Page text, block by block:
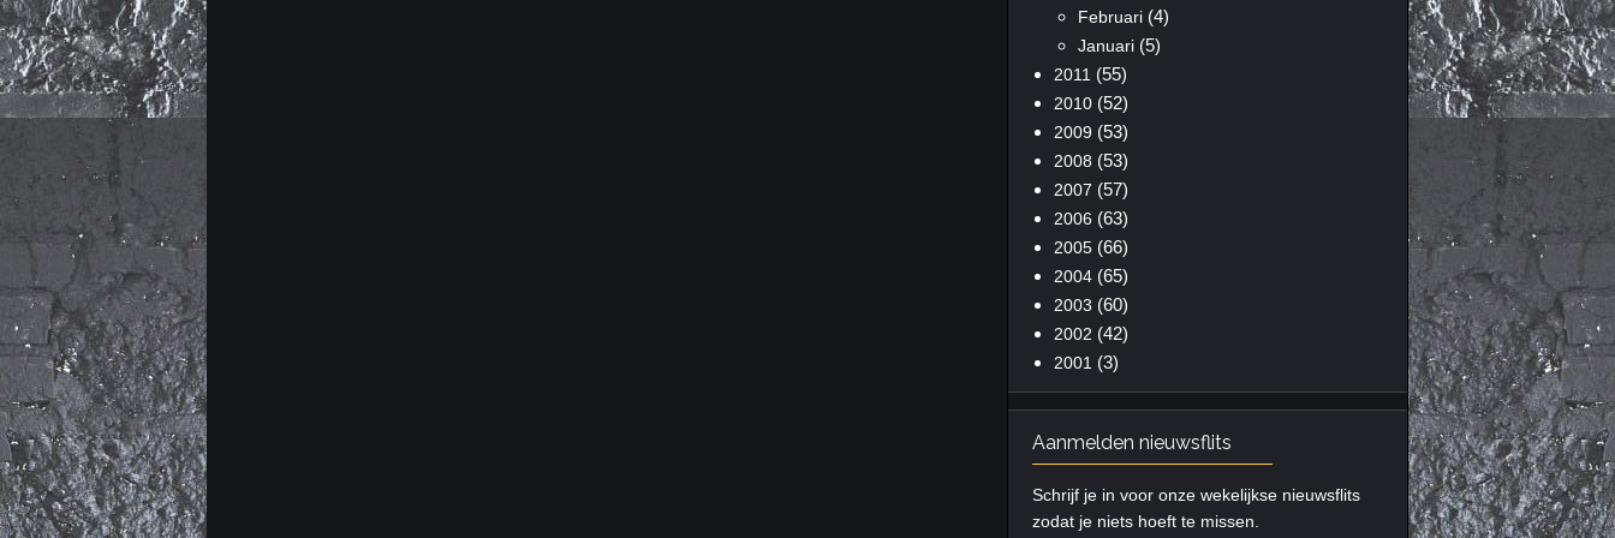
Februari(4)
Januari(5)
2011 (55)
2010(52)
2009 (53)
2008 (53)
2007 (57)
2006 (63)
2005(66)
2004(65)
2003 (60)
2002 (42)
2001 (3)
Aanmelden nieuwsflits
Schrijf je in voor onze wekelijkse nieuwsflits
zodat je niets hoeft te missen.